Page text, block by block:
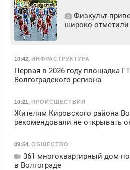
широко отметили
10:42, ИНФРАСТРУКТУРА
Первая в 2026 году площадка
Волгоградского региона
10:21, ПРОИСШЕСТВИЯ
Жителям Кировского района
рекомендовали не открывать
09:54, ОБЩЕСТВО
361 многоквартирный дом
в Волгограде